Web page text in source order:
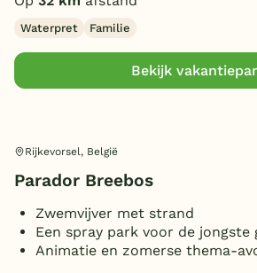
Waterpret Familie
Bekijk
Rijkevorsel, België
Parador Breebos
Zwemvijver met strand
Een spray park voor de jongste
Animatie en zomerse thema-